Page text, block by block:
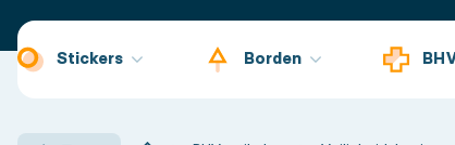
Stickers Borden